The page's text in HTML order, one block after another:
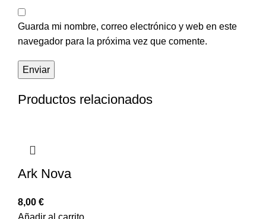
Guarda mi nombre, correo electrónico y web en este
navegador para la próxima vez que comente.
Productos relacionados
Ark Nova
8,00 €
Añadir al carrito